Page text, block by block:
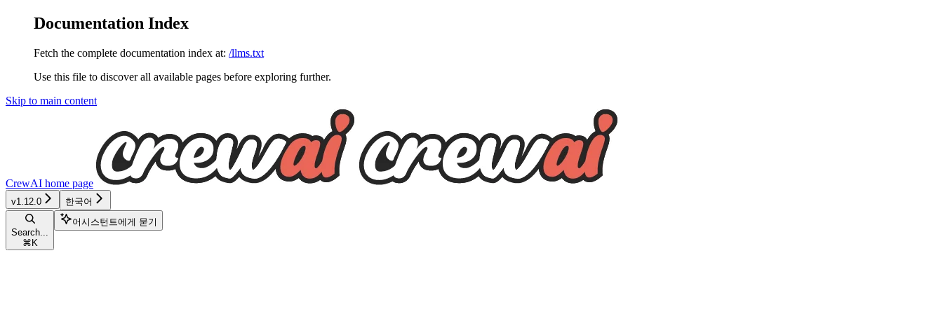
Documentation Index
Fetch the complete documentation index at: /llms.txt
Use this file to discover all available pages before exploring further.
Skip to main content
CrewAI home page
v1.12.0 한국어
Search...
⌘ K
어시스턴트에게 묻기